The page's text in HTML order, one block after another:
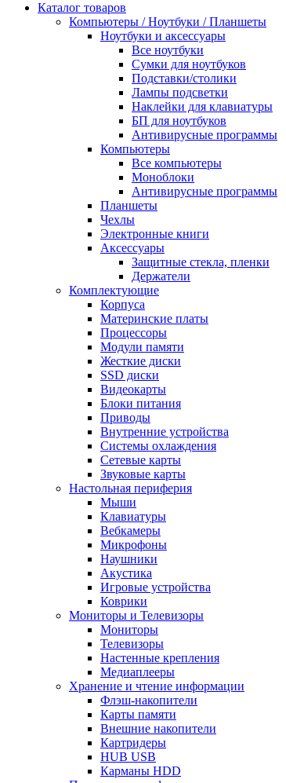
Каталог товаров
Компьютеры / Ноутбуки / Планшеты
Ноутбуки и аксессуары
Все ноутбуки
Сумки для ноутбуков
Подставки/столики
Лампы подсветки
Наклейки для клавиатуры
БП для ноутбуков
Антивирусные программы
Компьютеры
Все компьютеры
Моноблоки
Антивирусные программы
Планшеты
Чехлы
Электронные книги
Аксессуары
Защитные стекла, пленки
Держатели
Комплектующие
Корпуса
Материнские платы
Процессоры
Модули памяти
Жесткие диски
SSD диски
Видеокарты
Блоки питания
Приводы
Внутренние устройства
Системы охлаждения
Сетевые карты
Звуковые карты
Настольная периферия
Мыши
Клавиатуры
Вебкамеры
Микрофоны
Наушники
Акустика
Игровые устройства
Коврики
Мониторы и Телевизоры
Мониторы
Телевизоры
Настенные крепления
Медиаплееры
Хранение и чтение информации
Флэш-накопители
Карты памяти
Внешние накопители
Картридеры
HUB USB
Карманы HDD